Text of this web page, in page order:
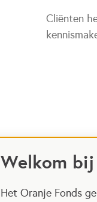
Welkom
Het Oranje Fonds
Cliënten